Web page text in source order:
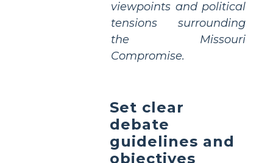
viewpoints and political
tensions surrounding
the Missouri
Compromise.
Set clear
debate
guidelines and
objectives